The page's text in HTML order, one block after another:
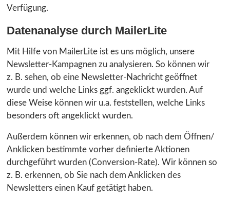
Verfügung.
Datenanalyse durch MailerLite
Mit Hilfe von MailerLite ist es uns möglich, unsere
Newsletter-Kampagnen zu analysieren. So können wir
z. B. sehen, ob eine Newsletter-Nachricht geöffnet
wurde und welche Links ggf. angeklickt wurden. Auf
diese Weise können wir u.a. feststellen, welche Links
besonders oft angeklickt wurden.
Außerdem können wir erkennen, ob nach dem Öffnen/
Anklicken bestimmte vorher definierte Aktionen
durchgeführt wurden (Conversion-Rate). Wir können so
z. B. erkennen, ob Sie nach dem Anklicken des
Newsletters einen Kauf getätigt haben.